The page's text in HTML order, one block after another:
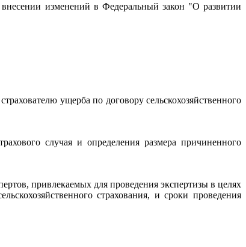
внесении изменений в Федеральный закон "О развитии
ущерба по договору сельскохозяйственного
случая и определения размера причиненного
привлекаемых для проведения экспертизы в целях
страхования, и сроки проведения